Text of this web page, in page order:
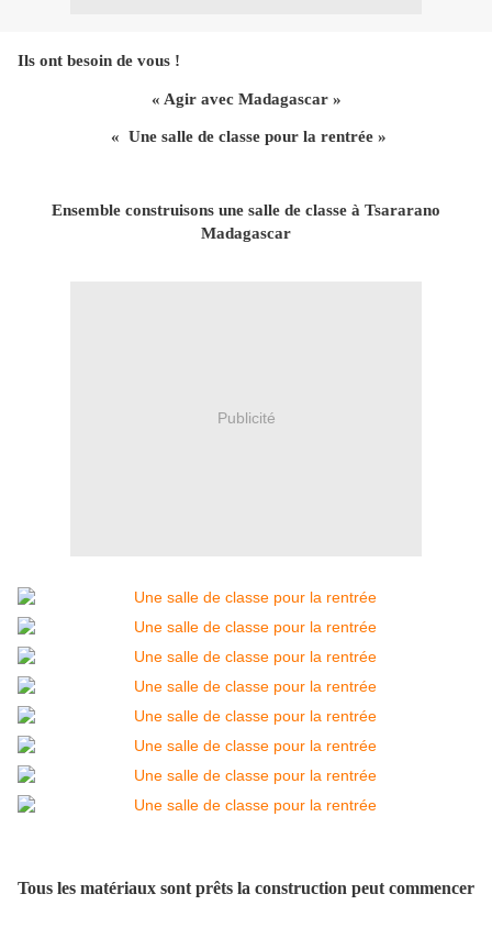
Ils ont besoin de vous !
« Agir avec Madagascar »
« Une salle de classe pour la rentrée »
Ensemble construisons une salle de classe à Tsararano
Madagascar
Publicité
Tous les matériaux sont prêts la construction peut commencer